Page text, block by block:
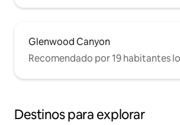
Glenwood Canyon
Recomendado por 19 habitantes
Destinos para explorar